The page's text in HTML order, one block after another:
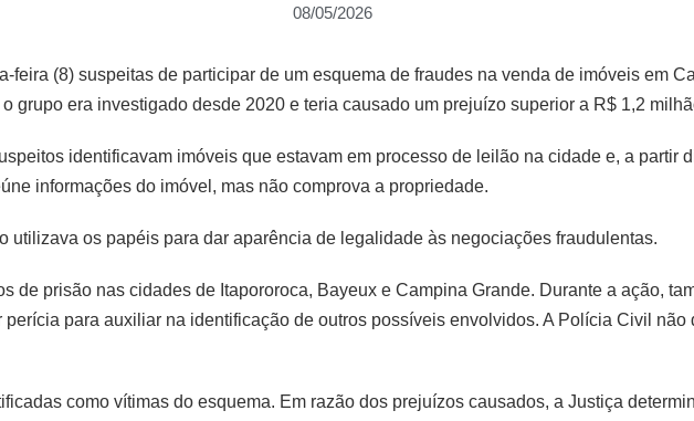
08/05/2026
feira (8) suspeitas de participar de um esquema de fraudes na venda de imóveis em
grupo era investigado desde 2020 e teria causado um prejuízo superior a R$ 1,2
identificavam imóveis que estavam em processo de leilão na cidade e, a partir
informações do imóvel, mas não comprova a propriedade.
utilizava os papéis para dar aparência de legalidade às negociações fraudulentas.
de prisão nas cidades de Itapororoca, Bayeux e Campina Grande. Durante a ação,
para auxiliar na identificação de outros possíveis envolvidos. A Polícia Civil não
como vítimas do esquema. Em razão dos prejuízos causados, a Justiça